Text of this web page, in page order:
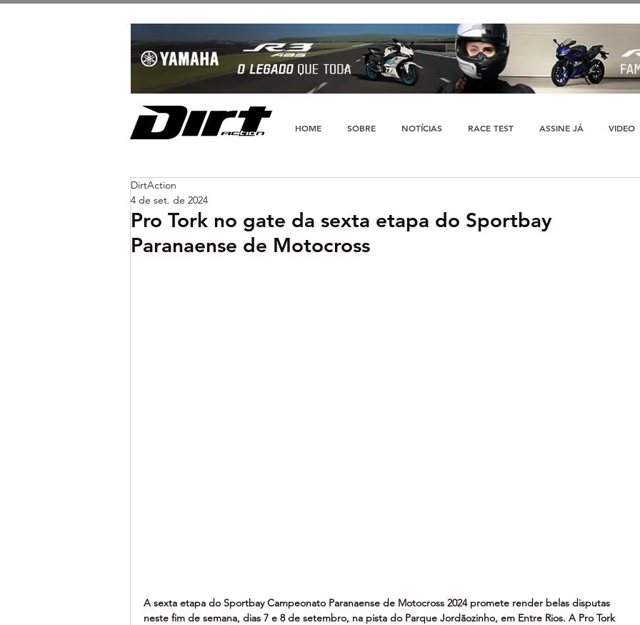
HOME SOBRE NOTÍCIAS RACE TEST ASSINE JÁ VIDEO
Pro Tork no gate da sexta etapa do Sportbay
Paranaense de Motocross
DirtAction
4 de set. de 2024
A sexta etapa do Sportbay Campeonato Paranaense de Motocross 2024 promete render belas disputas
neste fim de semana, dias 7 e 8 de setembro, na pista do Parque Jordãozinho, em Entre Rios. A Pro Tork